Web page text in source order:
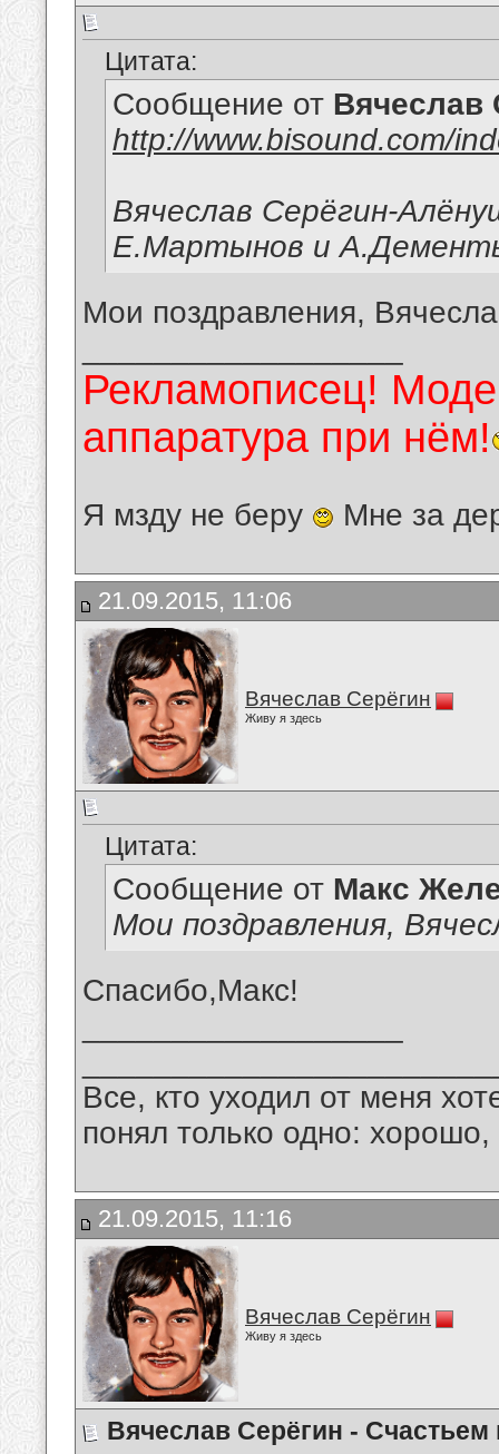
Цитата:
Сообщение от Вячеслав
http://www.bisound.com/
Вячеслав Серёгин-
Е.Мартынов и
Мои поздравления,
Рекламописец!
аппаратура при нём!
Я мзду не беру Мне за
21.09.2015, 11:06
Вячеслав Серёгин
Живу я здесь
Цитата:
Сообщение от Макс
Мои поздравления,
Спасибо,Макс!
Все, кто уходил от меня
понял только одно:
21.09.2015, 11:16
Вячеслав Серёгин
Живу я здесь
Вячеслав Серёгин - Счастьем